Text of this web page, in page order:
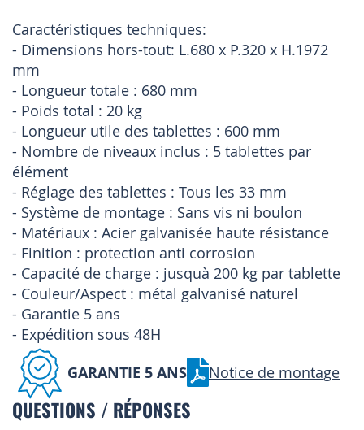
Caractéristiques techniques:
- Dimensions hors-tout: L.680 x P.320 x H.1972
mm
- Longueur totale : 680 mm
- Poids total : 20 kg
- Longueur utile des tablettes : 600 mm
- Nombre de niveaux inclus : 5 tablettes par
élément
- Réglage des tablettes : Tous les 33 mm
- Système de montage : Sans vis ni boulon
- Matériaux : Acier galvanisée haute résistance
- Finition : protection anti corrosion
- Capacité de charge : jusquà 200 kg par tablette
- Couleur/Aspect : métal galvanisé naturel
- Garantie 5 ans
- Expédition sous 48H
GARANTIE 5 ANS Notice de montage
QUESTIONS / RÉPONSES